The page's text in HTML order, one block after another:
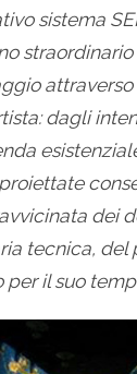
sistema
attraverso
dagli
dei
tecnica, del
per il suo